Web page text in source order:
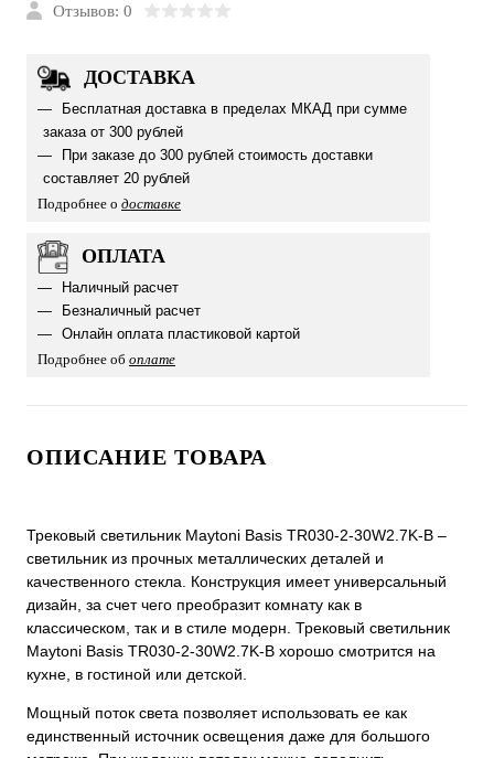
Отзывов: 0
ДОСТАВКА
Бесплатная доставка в пределах МКАД при сумме
заказа от 300 рублей
При заказе до 300 рублей стоимость доставки
составляет 20 рублей
Подробнее о доставке
ОПЛАТА
Наличный расчет
Безналичный расчет
Онлайн оплата пластиковой картой
Подробнее об оплате
ОПИСАНИЕ ТОВАРА
Трековый светильник Maytoni Basis TR030-2-30W2.7K-B –
светильник из прочных металлических деталей и
качественного стекла. Конструкция имеет универсальный
дизайн, за счет чего преобразит комнату как в
классическом, так и в стиле модерн. Трековый светильник
Maytoni Basis TR030-2-30W2.7K-B хорошо смотрится на
кухне, в гостиной или детской.
Мощный поток света позволяет использовать ее как
единственный источник освещения даже для большого